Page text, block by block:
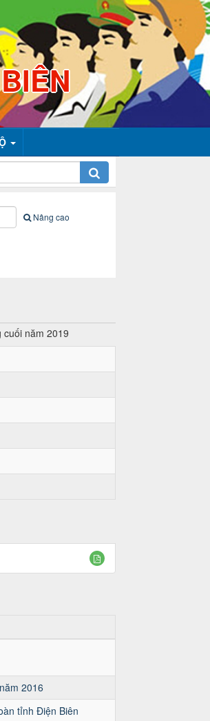
Nâng cao
năm 2019
2016
tỉnh Điện Biên